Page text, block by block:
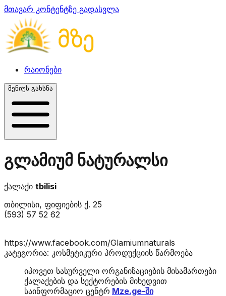
მთავარ კონტენტზე გადასვლა
რაიონები
მენიუს გახსნა
გლამიუმ ნატურალსი
ქალაქი tbilisi
თბილისი, ფიფიების ქ. 25
(593) 57 52 62
https://www.facebook.com/Glamiumnaturals
კატეგორია: კოსმეტიკური პროდუქციის წარმოება
იპოვეთ სასურველი ორგანიზაციების მისამართები
ქალაქების და სექტორების მიხედვით
საინფორმაციო ცენტრ Mze.ge-ში